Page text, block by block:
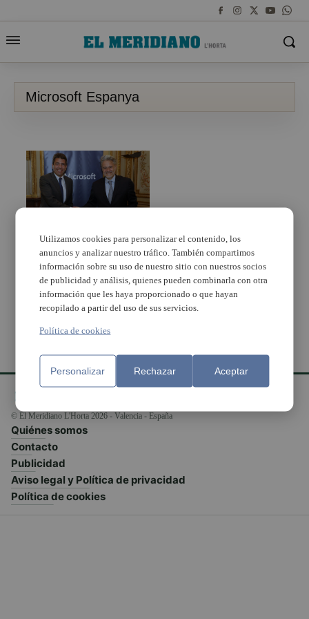
Microsoft Espanya
Carlos Mazón es reunix
amb el president de
Microsoft España
© El Meridiano L'Horta 2026 - Valencia - España
Quiénes somos
Contacto
Publicidad
Aviso legal y Política de privacidad
Política de cookies
Utilizamos cookies para personalizar el contenido, los
anuncios y analizar nuestro tráfico. También compartimos
información sobre su uso de nuestro sitio con nuestros socios
de publicidad y análisis, quienes pueden combinarla con otra
información que les haya proporcionado o que hayan
recopilado a partir del uso de sus servicios.
Política de cookies
Personalizar Rechazar Aceptar